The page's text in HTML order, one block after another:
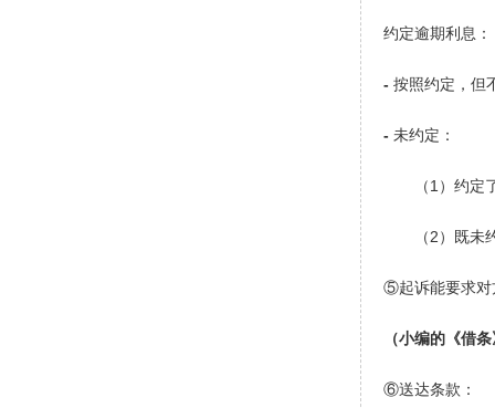
约定逾期利息：
- 按照约定，但
- 未约定：
（1）约
（2）既
⑤起诉能要求对
（小编的《借
⑥送达条款：